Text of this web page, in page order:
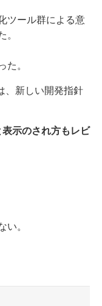
ツール群による意
。
、新しい開発指針
示のされ方もレビ
。